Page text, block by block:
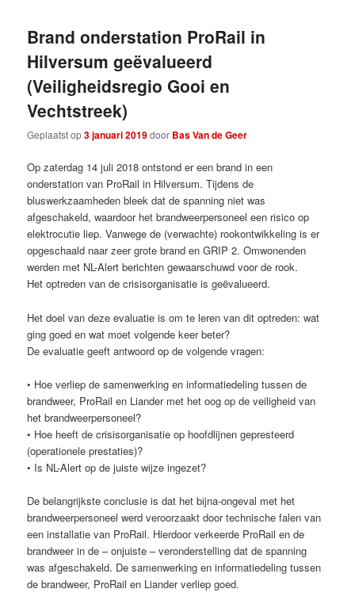
Brand onderstation ProRail in
Hilversum geëvalueerd
(Veiligheidsregio Gooi en
Vechtstreek)
Geplaatst op3 januari 2019door Bas Van de Geer
Op zaterdag 14 juli 2018 ontstond er een brand in een
onderstation van ProRail in Hilversum. Tijdens de
bluswerkzaamheden bleek dat de spanning niet was
afgeschakeld, waardoor het brandweerpersoneel een risico op
elektrocutie liep. Vanwege de (verwachte) rookontwikkeling is er
opgeschaald naar zeer grote brand en GRIP 2. Omwonenden
werden met NL-Alert berichten gewaarschuwd voor de rook.
Het optreden van de crisisorganisatie is geëvalueerd.
Het doel van deze evaluatie is om te leren van dit optreden: wat
ging goed en wat moet volgende keer beter?
De evaluatie geeft antwoord op de volgende vragen:
• Hoe verliep de samenwerking en informatiedeling tussen de
brandweer, ProRail en Liander met het oog op de veiligheid van
het brandweerpersoneel?
• Hoe heeft de crisisorganisatie op hoofdlijnen gepresteerd
(operationele prestaties)?
• Is NL-Alert op de juiste wijze ingezet?
De belangrijkste conclusie is dat het bijna-ongeval met het
brandweerpersoneel werd veroorzaakt door technische falen van
een installatie van ProRail. Hierdoor verkeerde ProRail en de
brandweer in de – onjuiste – veronderstelling dat de spanning
was afgeschakeld. De samenwerking en informatiedeling tussen
de brandweer, ProRail en Liander verliep goed.